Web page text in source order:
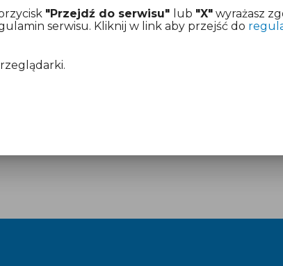
dostęp.
Regulamin
"Przejdź do serwisu" lub "X" wyrażasz
serwisu. Kliknij w link aby przejść do